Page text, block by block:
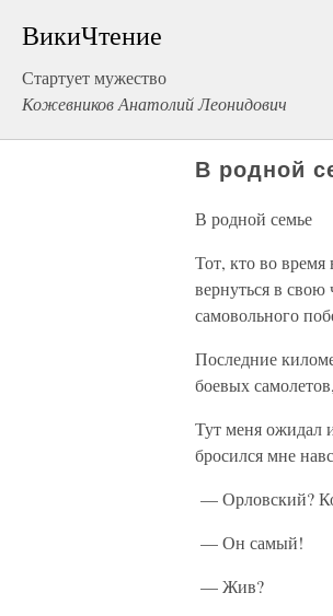
ВикиЧтение
Стартует мужество
Кожевников Анатолий Леонидович
В родной
В родной семье
Тот, кто во время
вернуться в свою
самовольного
Последние
боевых
Тут меня ожидал
бросился мне
— Орловский?
— Он самый!
— Жив?